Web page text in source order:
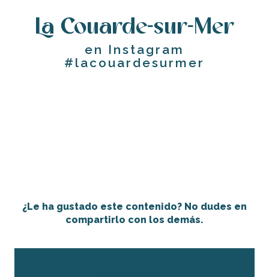
La Couarde-sur-Mer
en Instagram
#lacouardesurmer
¿Le ha gustado este contenido? No dudes en
compartirlo con los demás.